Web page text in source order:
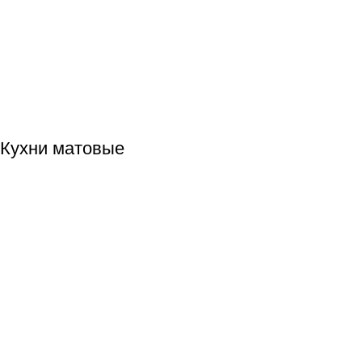
Кухни матовые